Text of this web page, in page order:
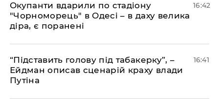
​Окупанти вдарили по стадіону
"Чорноморець" в Одесі – в даху велика
діра, є поранені
16:42
​“Підставить голову під табакерку”, –
Ейдман описав сценарій краху влади
Путіна
16:41